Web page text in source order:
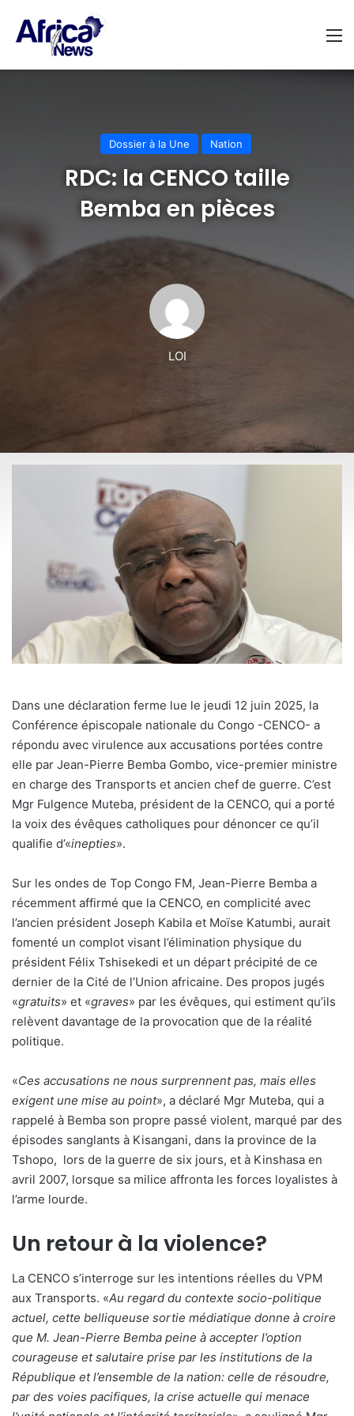
Dossier à la Une Nation
RDC: la CENCO taille
Bemba en pièces
LOI
Dans une déclaration ferme lue le jeudi 12 juin 2025, la
Conférence épiscopale nationale du Congo -CENCO- a
répondu avec virulence aux accusations portées contre
elle par Jean-Pierre Bemba Gombo, vice-premier ministre
en charge des Transports et ancien chef de guerre. C’est
Mgr Fulgence Muteba, président de la CENCO, qui a porté
la voix des évêques catholiques pour dénoncer ce qu’il
qualifie d’«inepties».
Sur les ondes de Top Congo FM, Jean-Pierre Bemba a
récemment affirmé que la CENCO, en complicité avec
l’ancien président Joseph Kabila et Moïse Katumbi, aurait
fomenté un complot visant l’élimination physique du
président Félix Tshisekedi et un départ précipité de ce
dernier de la Cité de l’Union africaine. Des propos jugés
«gratuits» et «graves» par les évêques, qui estiment qu’ils
relèvent davantage de la provocation que de la réalité
politique.
«Ces accusations ne nous surprennent pas, mais elles
exigent une mise au point», a déclaré Mgr Muteba, qui a
rappelé à Bemba son propre passé violent, marqué par des
épisodes sanglants à Kisangani, dans la province de la
Tshopo, lors de la guerre de six jours, et à Kinshasa en
avril 2007, lorsque sa milice affronta les forces loyalistes à
l’arme lourde.
Un retour à la violence?
La CENCO s’interroge sur les intentions réelles du VPM
aux Transports. «Au regard du contexte socio-politique
actuel, cette belliqueuse sortie médiatique donne à croire
que M. Jean-Pierre Bemba peine à accepter l’option
courageuse et salutaire prise par les institutions de la
République et l’ensemble de la nation: celle de résoudre,
par des voies pacifiques, la crise actuelle qui menace